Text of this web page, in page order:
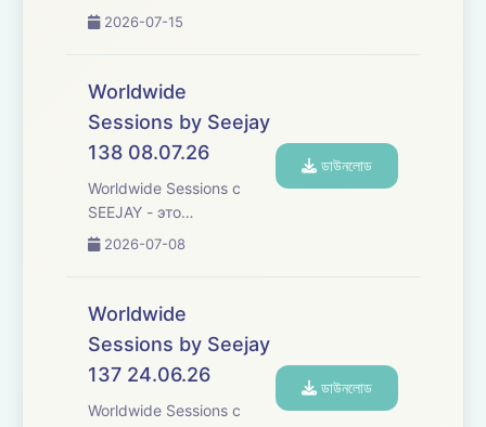
захватывающее
путешествие, которое
переступает границы,
увлекательное
исследование
различных культур и
жанров танцевальной
2026-07-15
Worldwide
Sessions by Seejay
138 08.07.26
Worldwide Sessions с
SEEJAY - это
захватывающее
путешествие, которое
переступает границы,
увлекательное
исследование
различных культур и
2026-07-08
ডাউনলোড
Worldwide
Sessions by Seejay
137 24.06.26
Worldwide Sessions с
ডাউনলোড